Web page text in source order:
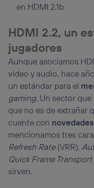
en HDMI 2.1b
HDMI 2.2, un
jugadores
Aunque asociamos
video y audio, hace
un estándar para el
gaming. Un sector
que no es de extrañar
cuente con
mencionamos tres
Refresh Rate(VRR),
Quick Frame Transport
sirven.